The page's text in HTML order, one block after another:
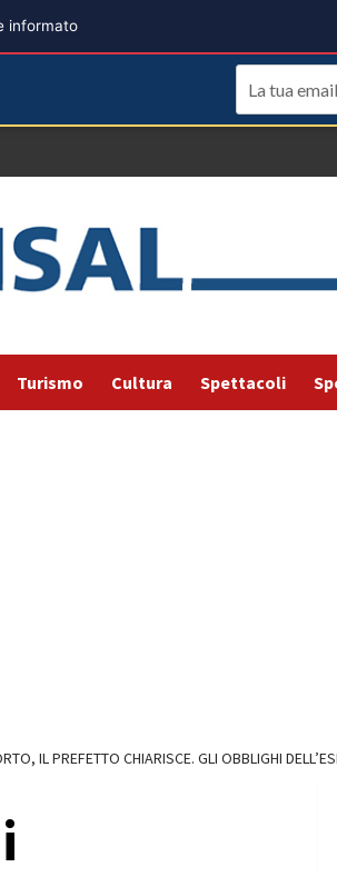
Turismo Cultura Spettacoli
IL PREFETTO CHIARISCE. GLI OBBLIGHI
informato